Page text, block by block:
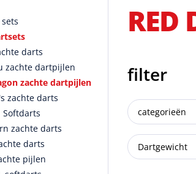
darts
zachte dartpijlen
zachte dartpijlen
zachte darts
Softdarts
zachte darts
darts
pijlen
RED
filter
categorieën
Dartgewicht